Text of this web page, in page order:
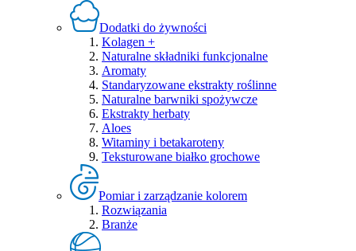
Dodatki do żywności
Kolagen +
Naturalne składniki funkcjonalne
Aromaty
Standaryzowane ekstrakty roślinne
Naturalne barwniki spożywcze
Ekstrakty herbaty
Aloes
Witaminy i betakaroteny
Teksturowane białko grochowe
Pomiar i zarządzanie kolorem
Rozwiązania
Branże